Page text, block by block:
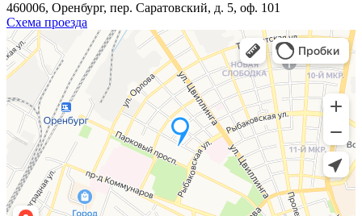
460006, Оренбург, пер. Саратовский, д. 5, оф. 101
Схема проезда